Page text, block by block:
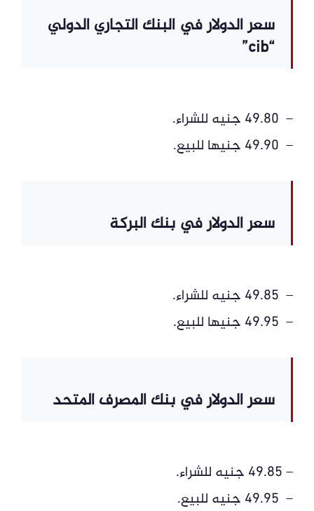
سعر الدولار في البنك التجاري الدولي
“cib”
– 49.80 جنيه للشراء.
– 49.90 جنيها للبيع.
سعر الدولار في بنك البركة
– 49.85 جنيه للشراء.
– 49.95 جنيها للبيع.
سعر الدولار في بنك المصرف المتحد
– 49.85 جنيه للشراء.
– 49.95 جنيه للبيع.